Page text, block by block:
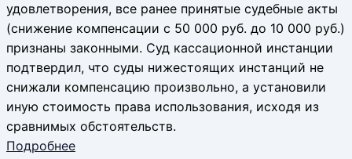
удовлетворения, все ранее принятые судебные акты
(снижение компенсации с 50 000 руб. до 10 000 руб.)
признаны законными. Суд кассационной инстанции
подтвердил, что суды нижестоящих инстанций не
снижали компенсацию произвольно, а установили
иную стоимость права использования, исходя из
сравнимых обстоятельств.
Подробнее